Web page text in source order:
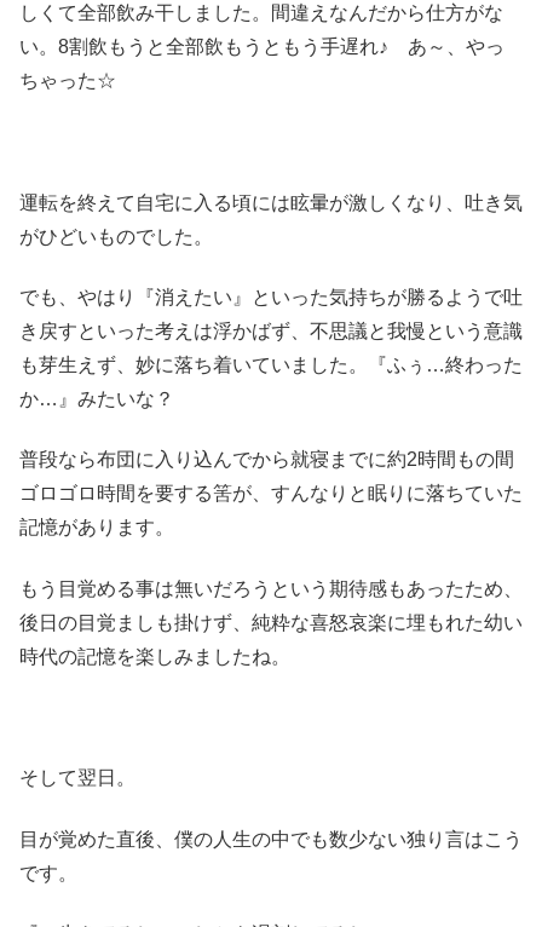
しくて全部飲み干しました。間違えなんだから仕方がな
い。8割飲もうと全部飲もうともう手遅れ♪ あ～、やっ
ちゃった☆
運転を終えて自宅に入る頃には眩暈が激しくなり、吐き気
がひどいものでした。
でも、やはり『消えたい』といった気持ちが勝るようで吐
き戻すといった考えは浮かばず、不思議と我慢という意識
も芽生えず、妙に落ち着いていました。『ふぅ…終わった
か…』みたいな？
普段なら布団に入り込んでから就寝までに約2時間もの間
ゴロゴロ時間を要する筈が、すんなりと眠りに落ちていた
記憶があります。
もう目覚める事は無いだろうという期待感もあったため、
後日の目覚ましも掛けず、純粋な喜怒哀楽に埋もれた幼い
時代の記憶を楽しみましたね。
そして翌日。
目が覚めた直後、僕の人生の中でも数少ない独り言はこう
です。